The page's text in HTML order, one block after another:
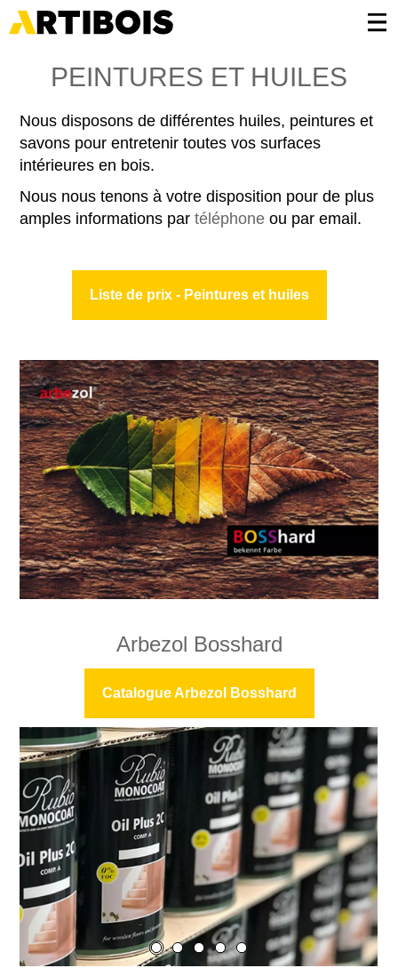
PEINTURES ET HUILES
Nous disposons de différentes huiles, peintures et
savons pour entretenir toutes vos surfaces
intérieures en bois.
Nous nous tenons à votre disposition pour de plus
amples informations partéléphone ou par email.
Liste de prix - Peintures et huiles
Arbezol Bosshard
Catalogue Arbezol Bosshard
Panneau de gestion des cookies